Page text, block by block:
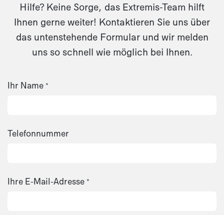
Hilfe? Keine Sorge, das Extremis-Team hilft
Ihnen gerne weiter! Kontaktieren Sie uns über
das untenstehende Formular und wir melden
uns so schnell wie möglich bei Ihnen.​
Ihr Name *
Telefonnummer
Ihre E-Mail-Adresse *